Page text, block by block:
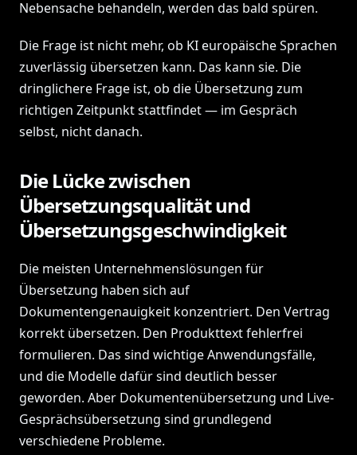
Nebensache behandeln, werden das bald spüren.
Die Frage ist nicht mehr, ob KI europäische Sprachen
zuverlässig übersetzen kann. Das kann sie. Die
dringlichere Frage ist, ob die Übersetzung zum
richtigen Zeitpunkt stattfindet — im Gespräch
selbst, nicht danach.
Die Lücke zwischen
Übersetzungsqualität und
Übersetzungsgeschwindigkeit
Die meisten Unternehmenslösungen für
Übersetzung haben sich auf
Dokumentengenauigkeit konzentriert. Den Vertrag
korrekt übersetzen. Den Produkttext fehlerfrei
formulieren. Das sind wichtige Anwendungsfälle,
und die Modelle dafür sind deutlich besser
geworden. Aber Dokumentenübersetzung und Live-
Gesprächsübersetzung sind grundlegend
verschiedene Probleme.